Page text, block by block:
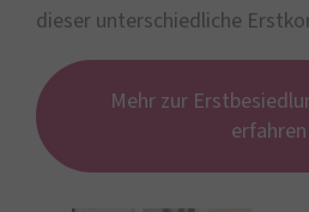
dieser unterschiedliche
Mehr zur
erfahren